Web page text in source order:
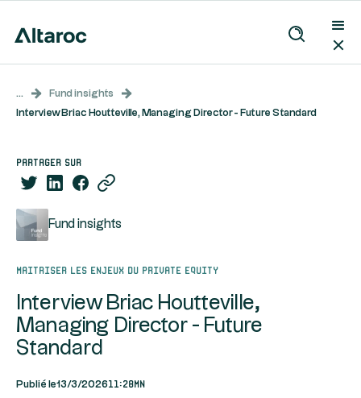
...
Fund insights
Interview Briac Houtteville, Managing Director - Future Standard
partager sur
Fund insights
Maitriser les enjeux du Private Equity
Interview Briac Houtteville,
Managing Director - Future
Standard
Publié le13/3/202611:28mn